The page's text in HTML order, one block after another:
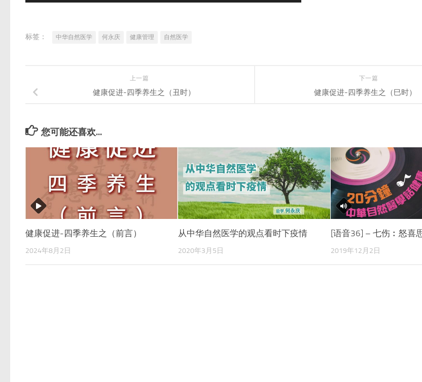
标签： 中华自然医学 何永庆 健康管理 自然医学
下一篇
健康促进-四季养生之（巳时）
上一篇
健康促进-四季养生之（丑时）
您可能还喜欢...
健康促进-四季养生之（前言）
2024年8月2日
从中华自然医学的观点看时下疫情
2020年3月5日
[语音36] – 七伤︰怒喜
2019年12月2日